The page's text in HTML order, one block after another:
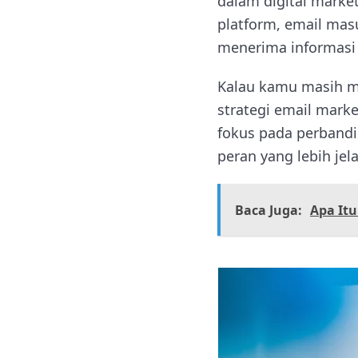
platform, email
menerima
Kalau kamu masih
strategi email
fokus pada
peran yang lebih
Baca Juga: Apa